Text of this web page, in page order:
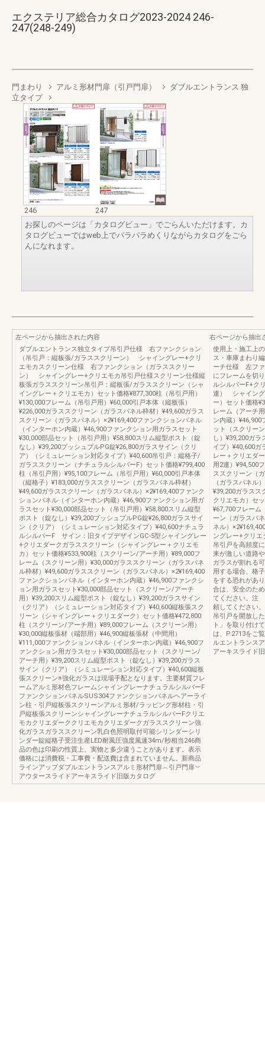
エクステリア総合カタログ2023-2024 246-
247(248-249)
門まわり アルミ形材門扉（引戸門扉）
ダブルエントランス 独
立タイプ
246
247
お探しのページは「カタログビュー」でごらんいただけます。カ
タログビューではweb上でパラパラめくりながらカタログをごら
んになれます。
左ページから抽出された内容
ダブルエントランス独立タイプ吊引戸仕様 右ファンクション
（吊引戸：縦板張/ガラススクリーン） シャイングレー+クリ
エモカスクリーン仕様 右ファンクション（ガラススクリー
ン） シャイングレー+クリエモカ吊引戸仕様スクリーン仕様縦
板張ガラススクリーン吊引戸：縦板張/ガラススクリーン（シャ
イングレー＋クリエモカ）セット価格¥877,300柱（吊引戸用）
¥130,000フレーム（吊引戸用）¥60,000引戸本体（縦板張）
¥226,000ガラススクリーン（ガラスパネル枠材）¥49,600ガラス
スクリーン（ガラスパネル）×2¥169,400ファンクションパネル
（インターホン内蔵）¥46,900ファンクション用ガラスセット
¥30,000部品セット（吊引戸用）¥58,800スリム縦型ポスト（錠
なし）¥39,200プッシュプルPG錠¥26,800ガラスサイン（クリ
ア）（シミュレーション対応タイプ）¥40,600吊引戸：縦格子/
ガラススクリーン（ナチュラルシルバーF）セット価格¥799,400
柱（吊引戸用）¥95,100フレーム（吊引戸用）¥60,000引戸本体
（縦格子）¥183,000ガラススクリーン（ガラスパネル枠材）
¥49,600ガラススクリーン（ガラスパネル）×2¥169,400ファンク
ションパネル（インターホン内蔵）¥46,900ファンクション用ガ
ラスセット¥30,000部品セット（吊引戸用）¥58,800スリム縦型
ポスト（錠なし）¥39,200プッシュプルPG錠¥26,800ガラスサイ
ン（クリア）（シミュレーション対応タイプ）¥40,600ナチュラ
ルシルバーF サイン：旧タイプデザインGC-5型シャイングレー
+クリエダークガラススクリーン（シャイングレー＋クリエモ
カ）セット価格¥533,900柱（スクリーン/アーチ用）¥89,000フ
レーム（スクリーン用）¥30,000ガラススクリーン（ガラスパネ
ル枠材）¥49,600ガラススクリーン（ガラスパネル）×2¥169,400
ファンクションパネル（インターホン内蔵）¥46,900ファンクシ
ョン用ガラスセット¥30,000部品セット（スクリーン/アーチ
用）¥39,200スリム縦型ポスト（錠なし）¥39,200ガラスサイン
（クリア）（シミュレーション対応タイプ）¥40,600縦板張スク
リーン（シャイングレー＋クリエダーク）セット価格¥472,800
柱（スクリーン/アーチ用）¥89,000フレーム（スクリーン用）
¥30,000縦板張材（端部用）¥46,900縦板張材（中間用）
¥111,000ファンクションパネル（インターホン内蔵）¥46,900フ
ァンクション用ガラスセット¥30,000部品セット（スクリーン/
アーチ用）¥39,200スリム縦型ポスト（錠なし）¥39,200ガラス
サイン（クリア）（シミュレーション対応タイプ）¥40,600縦板
張スクリーン※強化ガラスは現場手配となります。主要材質フレ
ームアルミ形材色フレームシャイングレーナチュラルシルバーF
ファンクションパネルSUS304ファンクションパネルヘアーライ
ン柱・引戸縦板張スクリーンアルミ形材/ラッピング形材柱・引
戸縦板張スクリーンシャイングレーナチュラルシルバーFクリエ
モカクリエダーククリエモカクリエダークガラススクリーン強
化ガラスガラススクリーン乳白色照明取付可能シリンダーシリ
ンダー錠縦格子受注生産LED耐風圧強度風速34m/秒相当246商
品の色は印刷の性質上、実物と多少違うことがあります。表示
価格には消費税・工事費・配送費は含まれていません。新商品
ラインアップダブルエントランスアルミ形材門扉︵引戸門扉︶
アウタースライドアーキスライド旧版カタログ
右ページから抽出
使用上・施工上
ス・車庫まわり
ーチ仕様 左フ
にフレームを切
ルシルバーF+ク
連） シャイング
ー）セット価格
レーム（アーチ
ン内蔵）¥46,900
ット（スクリー
し）¥39,200ガ
イプ）¥40,600ガ
レー＋クリエダ
用2連）¥94,500
ススクリーン（
（ガラスパネル
¥39,200ガラスス
クリエモカ）セ
¥67,700フレーム
ーン（ガラスパ
ネル）
ングレー+クリ
吊引戸を高頻度
来が激しい道路
ガラスが割れる
用する場合、格
をする恐れがあ
合は、安全のた
てください。注
頼してください
吊引戸を開放し
ト」を取り付け
は、P.2713をご
ルエントランス
アーキスライド